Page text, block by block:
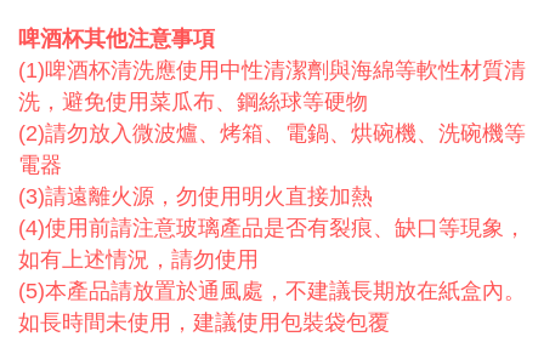
啤酒杯其他注意事項
(1)啤酒杯清洗應使用中性清潔劑與海綿等軟性材質清
洗，避免使用菜瓜布、鋼絲球等硬物
(2)請勿放入微波爐、烤箱、電鍋、烘碗機、洗碗機等
電器
(3)請遠離火源，勿使用明火直接加熱
(4)使用前請注意玻璃產品是否有裂痕、缺口等現象，
如有上述情況，請勿使用
(5)本產品請放置於通風處，不建議長期放在紙盒內。
如長時間未使用，建議使用包裝袋包覆